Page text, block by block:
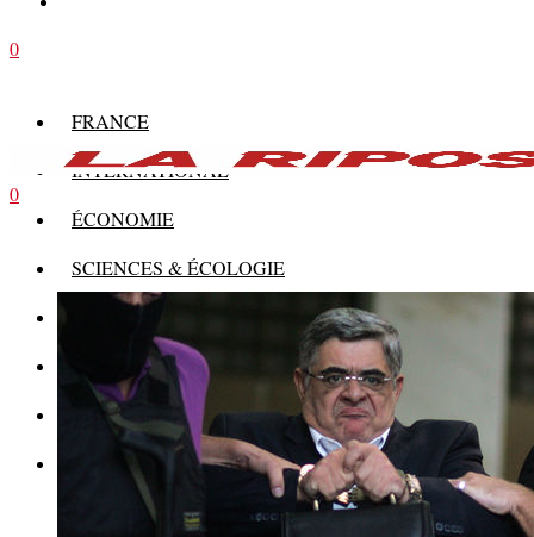
0
FRANCE
INTERNATIONAL
ÉCONOMIE
SCIENCES & ÉCOLOGIE
THÉORIE
CULTURE
MULTIMÉDIAS
0